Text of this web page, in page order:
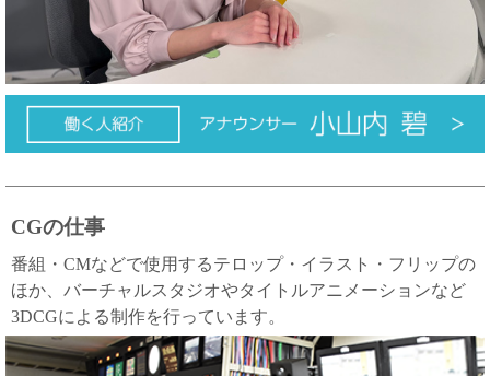
CGの仕事
番組・CMなどで使用するテロップ・イラスト・フリップの
ほか、バーチャルスタジオやタイトルアニメーションなど
3DCGによる制作を行っています。